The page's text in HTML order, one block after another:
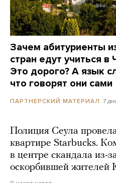
Зачем абитуриенты
стран едут учиться
Это дорого? А язык
что говорят они сами
ПАРТНЕРСКИЙ МАТЕРИАЛ 7
Полиция Сеула
квартире Starbucks.
в центре скандала из-
оскорбившей